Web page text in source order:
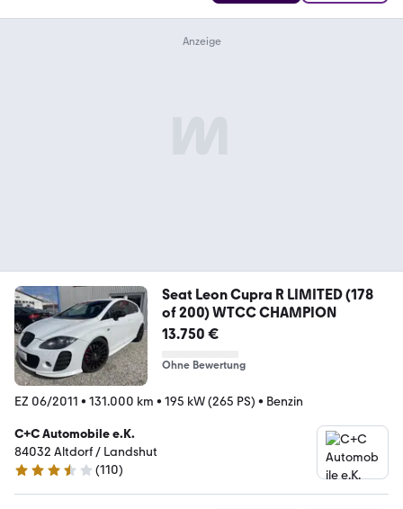
Seat Leon Cupra R LIMITED (178
of 200) WTCC CHAMPION
13.750 €
Ohne Bewertung
EZ 06/2011 • 131.000 km • 195 kW (265 PS) • Benzin
C+C Automobile e.K.
84032 Altdorf / Landshut
3.3 Sterne
(110)